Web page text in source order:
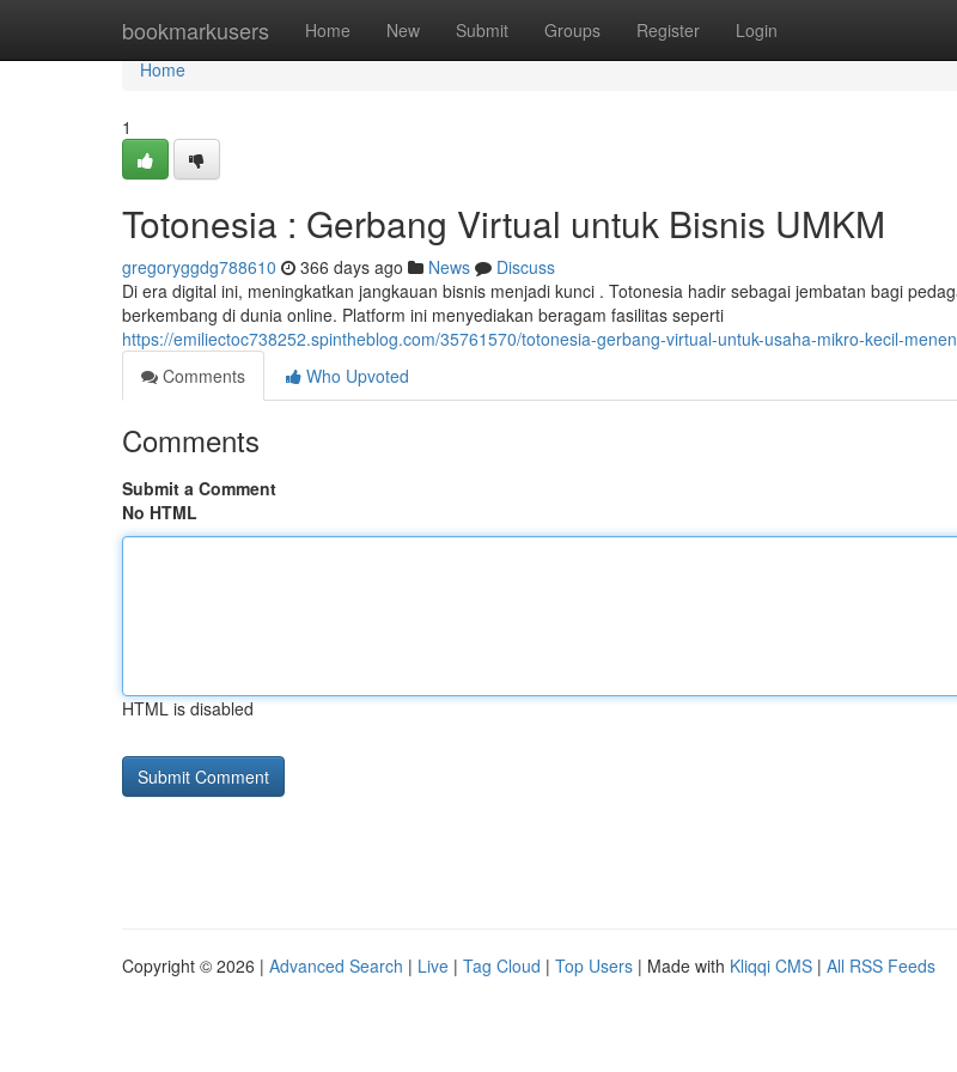
bookmarkusers Home New Submit Groups Register Login
Home
Home
1
Totonesia : Gerbang Virtual untuk Bisnis UMKM
gregoryggdg788610 366 days ago News
Discuss
Di era digital ini, meningkatkan jangkauan bisnis menjadi kunci . Totonesia hadir sebagai jembatan bagi
berkembang di dunia online. Platform ini menyediakan beragam fasilitas seperti
https://emiliectoc738252.spintheblog.com/35761570/totonesia-gerbang-virtual-untuk-usaha-mikro-kecil-
Comments
Who Upvoted
Comments
Submit a Comment
No HTML
HTML is disabled
Copyright © 2026 | Advanced Search | Live | Tag Cloud | Top Users | Made with Kliqqi CMS | All RSS Feeds